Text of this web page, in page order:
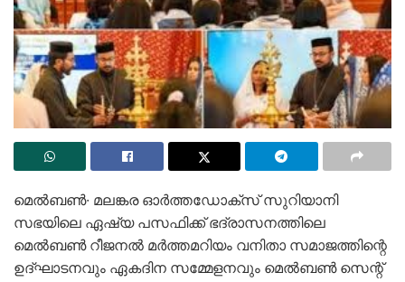
മെൽബൺ∙ മലങ്കര ഓർത്തഡോക്സ് സുറിയാനി
സഭയിലെ ഏഷ്യ പസഫിക്ക് ഭദ്രാസനത്തിലെ
മെൽബൺ റീജനൽ മർത്തമറിയം വനിതാ സമാജത്തിന്റെ
ഉദ്ഘാടനവും ഏകദിന സമ്മേളനവും മെൽബൺ സെന്റ്